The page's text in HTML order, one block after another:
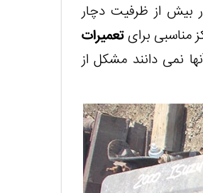
بیش از ظرفیت دچار
مناسبی برایتعمیرات
نمی دانند مشکل از